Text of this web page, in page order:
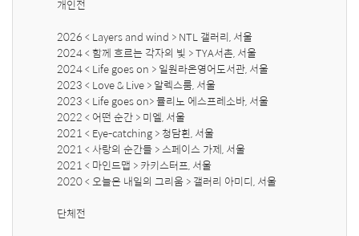
개인전
2026 < Layers and wind > NTL 갤러리, 서울
2024 < 함께 흐르는 각자의 빛 > TYA서촌, 서울
2024 < Life goes on > 일원라온영어도서관, 서울
2023 < Love & Live > 알렉스룸, 서울
2023 < Life goes on> 뮬리노 에스프레소바, 서울
2022 < 어떤 순간 > 미엘, 서울
2021 < Eye-catching > 청담흰, 서울
2021 < 사랑의 순간들 > 스페이스 가제, 서울
2021 < 마인드맵 > 카키스터프, 서울
2020 < 오늘은 내일의 그리움 > 갤러리 아미디, 서울
단체전